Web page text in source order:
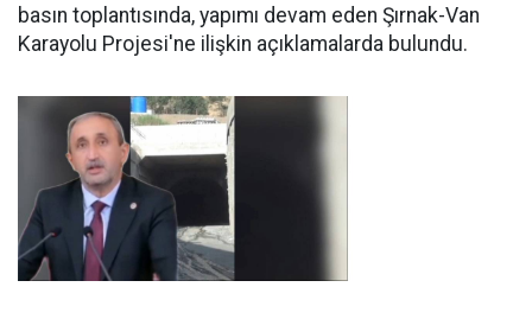
basın toplantısında, yapımı devam eden Şırnak-Van
Karayolu Projesi'ne ilişkin açıklamalarda bulundu.